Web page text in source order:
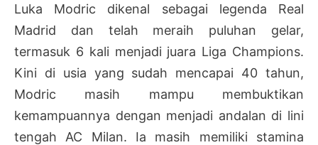
Luka Modric dikenal sebagai legenda Real
Madrid dan telah meraih puluhan gelar,
termasuk 6 kali menjadi juara Liga Champions.
Kini di usia yang sudah mencapai 40 tahun,
Modric masih mampu membuktikan
kemampuannya dengan menjadi andalan di lini
tengah AC Milan. Ia masih memiliki stamina